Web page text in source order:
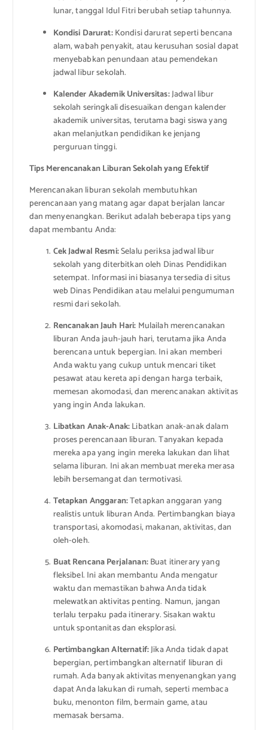
lunar, tanggal Idul Fitri berubah setiap tahunnya.
Kondisi Darurat:Kondisi darurat seperti bencana
alam, wabah penyakit, atau kerusuhan sosial dapat
menyebabkan penundaan atau pemendekan
jadwal libur sekolah.
Kalender Akademik Universitas:Jadwal libur
sekolah seringkali disesuaikan dengan kalender
akademik universitas, terutama bagi siswa yang
akan melanjutkan pendidikan ke jenjang
perguruan tinggi.
Tips Merencanakan Liburan Sekolah yang Efektif
Merencanakan liburan sekolah membutuhkan
perencanaan yang matang agar dapat berjalan lancar
dan menyenangkan. Berikut adalah beberapa tips yang
dapat membantu Anda:
Cek Jadwal Resmi:Selalu periksa jadwal libur
sekolah yang diterbitkan oleh Dinas Pendidikan
setempat. Informasi ini biasanya tersedia di situs
web Dinas Pendidikan atau melalui pengumuman
resmi dari sekolah.
Rencanakan Jauh Hari: Mulailah merencanakan
liburan Anda jauh-jauh hari, terutama jika Anda
berencana untuk bepergian. Ini akan memberi
Anda waktu yang cukup untuk mencari tiket
pesawat atau kereta api dengan harga terbaik,
memesan akomodasi, dan merencanakan aktivitas
yang ingin Anda lakukan.
Libatkan Anak-Anak:Libatkan anak-anak dalam
proses perencanaan liburan. Tanyakan kepada
mereka apa yang ingin mereka lakukan dan lihat
selama liburan. Ini akan membuat mereka merasa
lebih bersemangat dan termotivasi.
Tetapkan Anggaran:Tetapkan anggaran yang
realistis untuk liburan Anda. Pertimbangkan biaya
transportasi, akomodasi, makanan, aktivitas, dan
oleh-oleh.
Buat Rencana Perjalanan:Buat itinerary yang
fleksibel. Ini akan membantu Anda mengatur
waktu dan memastikan bahwa Anda tidak
melewatkan aktivitas penting. Namun, jangan
terlalu terpaku pada itinerary. Sisakan waktu
untuk spontanitas dan eksplorasi.
Pertimbangkan Alternatif:Jika Anda tidak dapat
bepergian, pertimbangkan alternatif liburan di
rumah. Ada banyak aktivitas menyenangkan yang
dapat Anda lakukan di rumah, seperti membaca
buku, menonton film, bermain game, atau
memasak bersama.